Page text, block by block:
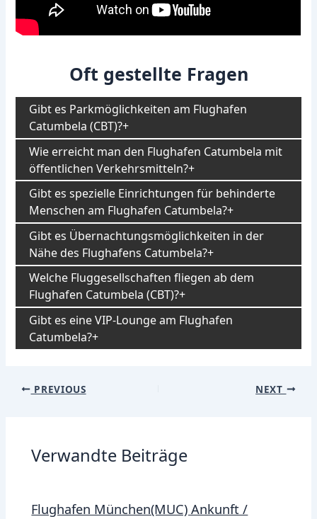
Oft gestellte Fragen
Gibt es Parkmöglichkeiten am Flughafen
Catumbela (CBT)?
Wie erreicht man den Flughafen Catumbela mit
öffentlichen Verkehrsmitteln?
Gibt es spezielle Einrichtungen für behinderte
Menschen am Flughafen Catumbela?
Gibt es Übernachtungsmöglichkeiten in der
Nähe des Flughafens Catumbela?
Welche Fluggesellschaften fliegen ab dem
Flughafen Catumbela (CBT)?
Gibt es eine VIP-Lounge am Flughafen
Catumbela?
Post
PREVIOUS NEXT
Verwandte Beiträge
Flughafen München(MUC) Ankunft /